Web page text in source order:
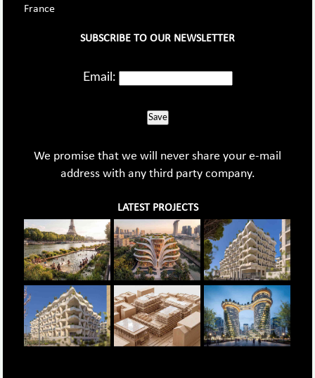
France
SUBSCRIBE TO OUR NEWSLETTER
Email:
Save
We promise that we will never share your e-mail
address with any third party company.
LATEST PROJECTS